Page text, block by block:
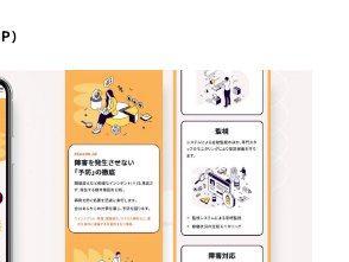
件）
ト・企業サイト （278件）
イト・サービスサイト （85件）
サイト （61件）
オンラインショップ） （43件）